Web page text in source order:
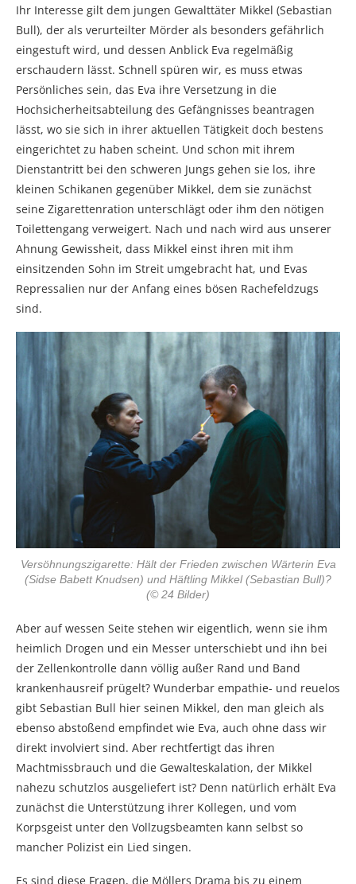
Ihr Interesse gilt dem jungen Gewalttäter Mikkel (Sebastian
Bull), der als verurteilter Mörder als besonders gefährlich
eingestuft wird, und dessen Anblick Eva regelmäßig
erschaudern lässt. Schnell spüren wir, es muss etwas
Persönliches sein, das Eva ihre Versetzung in die
Hochsicherheitsabteilung des Gefängnisses beantragen
lässt, wo sie sich in ihrer aktuellen Tätigkeit doch bestens
eingerichtet zu haben scheint. Und schon mit ihrem
Dienstantritt bei den schweren Jungs gehen sie los, ihre
kleinen Schikanen gegenüber Mikkel, dem sie zunächst
seine Zigarettenration unterschlägt oder ihm den nötigen
Toilettengang verweigert. Nach und nach wird aus unserer
Ahnung Gewissheit, dass Mikkel einst ihren mit ihm
einsitzenden Sohn im Streit umgebracht hat, und Evas
Repressalien nur der Anfang eines bösen Rachefeldzugs
sind.
Versöhnungszigarette: Hält der Frieden zwischen Wärterin Eva
(Sidse Babett Knudsen) und Häftling Mikkel (Sebastian Bull)?
(© 24 Bilder)
Aber auf wessen Seite stehen wir eigentlich, wenn sie ihm
heimlich Drogen und ein Messer unterschiebt und ihn bei
der Zellenkontrolle dann völlig außer Rand und Band
krankenhausreif prügelt? Wunderbar empathie- und reuelos
gibt Sebastian Bull hier seinen Mikkel, den man gleich als
ebenso abstoßend empfindet wie Eva, auch ohne dass wir
direkt involviert sind. Aber rechtfertigt das ihren
Machtmissbrauch und die Gewalteskalation, der Mikkel
nahezu schutzlos ausgeliefert ist? Denn natürlich erhält Eva
zunächst die Unterstützung ihrer Kollegen, und vom
Korpsgeist unter den Vollzugsbeamten kann selbst so
mancher Polizist ein Lied singen.
Es sind diese Fragen, die Möllers Drama bis zu einem